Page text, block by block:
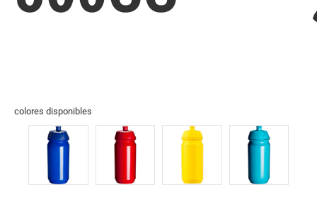
colores disponibles